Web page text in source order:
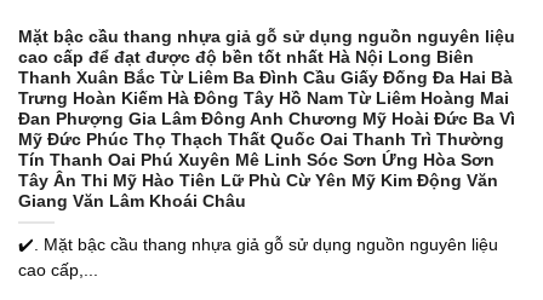
Mặt bậc cầu thang nhựa giả gỗ sử dụng nguồn nguyên liệu
cao cấp để đạt được độ bền tốt nhất Hà Nội Long Biên
Thanh Xuân Bắc Từ Liêm Ba Đình Cầu Giấy Đống Đa Hai Bà
Trưng Hoàn Kiếm Hà Đông Tây Hồ Nam Từ Liêm Hoàng Mai
Đan Phượng Gia Lâm Đông Anh Chương Mỹ Hoài Đức Ba Vì
Mỹ Đức Phúc Thọ Thạch Thất Quốc Oai Thanh Trì Thường
Tín Thanh Oai Phú Xuyên Mê Linh Sóc Sơn Ứng Hòa Sơn
Tây Ân Thi Mỹ Hào Tiên Lữ Phù Cừ Yên Mỹ Kim Động Văn
Giang Văn Lâm Khoái Châu
✔️. Mặt bậc cầu thang nhựa giả gỗ sử dụng nguồn nguyên liệu
cao cấp,...